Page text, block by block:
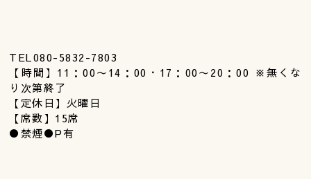
TEL080-5832-7803
【時間】11：00〜14：00・17：00〜20：00 ※無くな
り次第終了
【定休日】火曜日
【席数】15席
●禁煙●P有